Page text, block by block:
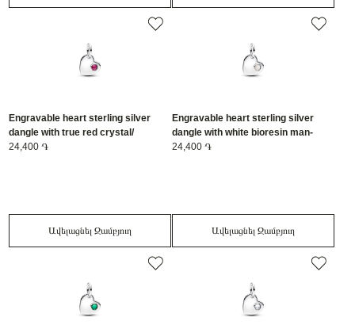
Engravable heart sterling silver
dangle with true red crystal/
794295C07
24,400 ֏
Ավելացնել Զամբյուղ
Engravable heart sterling silver
dangle with white bioresin man-
made mother of pearl/ 794295C06
24,400 ֏
Ավելացնել Զամբյուղ